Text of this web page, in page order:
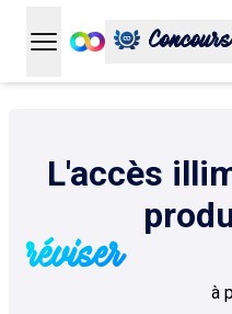
Ouvrir le menu principal
L'accès
réviser
à